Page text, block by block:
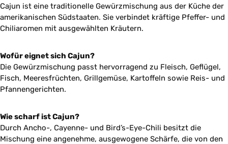
Cajun ist eine traditionelle Gewürzmischung aus der Küche der
amerikanischen Südstaaten. Sie verbindet kräftige Pfeffer- und
Chiliaromen mit ausgewählten Kräutern.
Wofür eignet sich Cajun?
Die Gewürzmischung passt hervorragend zu Fleisch, Geflügel,
Fisch, Meeresfrüchten, Grillgemüse, Kartoffeln sowie Reis- und
Pfannengerichten.
Wie scharf ist Cajun?
Durch Ancho-, Cayenne- und Bird’s-Eye-Chili besitzt die
Mischung eine angenehme, ausgewogene Schärfe, die von den